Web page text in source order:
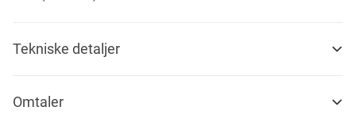
Tekniske detaljer
Omtaler